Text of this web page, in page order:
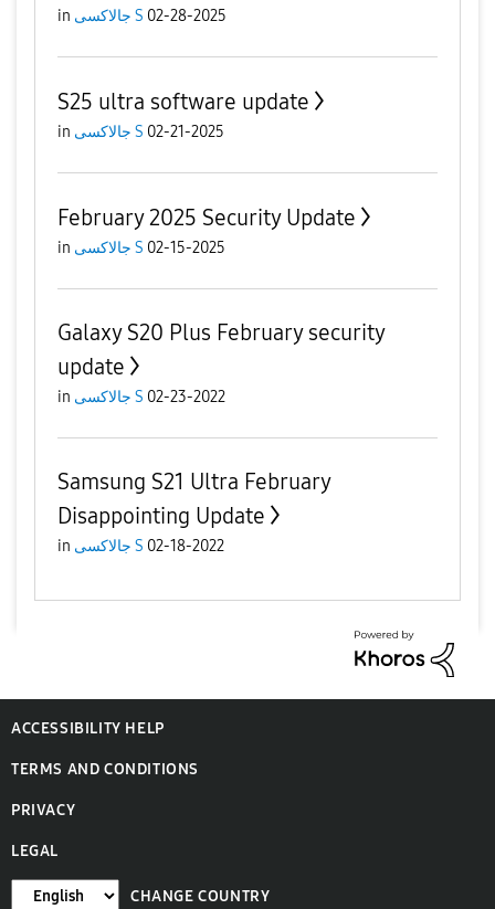
in جالاكسى S 02-28-2025
S25 ultra software update
in جالاكسى S 02-21-2025
February 2025 Security Update
in جالاكسى S 02-15-2025
Galaxy S20 Plus February security
update
in جالاكسى S 02-23-2022
Samsung S21 Ultra February
Disappointing Update
in جالاكسى S 02-18-2022
ACCESSIBILITY HELP
TERMS AND CONDITIONS
PRIVACY
LEGAL
CHANGE COUNTRY